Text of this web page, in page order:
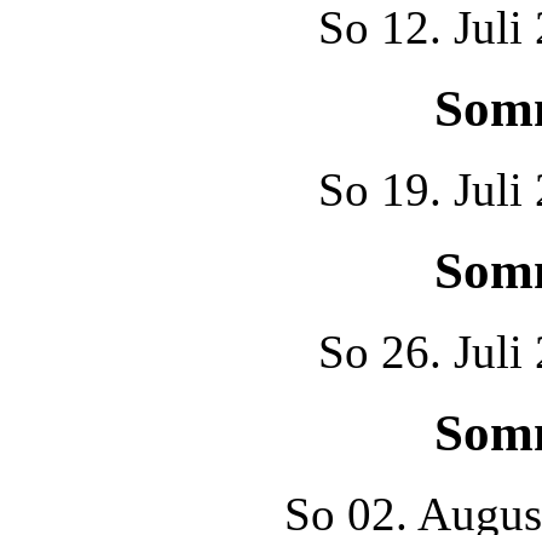
So 12. Juli
So 19. Juli
So 26. Juli
So 02.